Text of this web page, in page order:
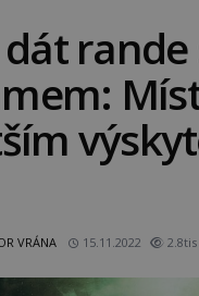
dát rande
VRÁNA 15.11.2022 2.8tis